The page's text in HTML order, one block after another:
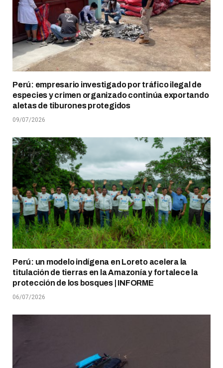
Perú: empresario investigado por tráfico ilegal de
especies y crimen organizado continúa exportando
aletas de tiburones protegidos
09/07/2026
Perú: un modelo indígena en Loreto acelera la
titulación de tierras en la Amazonía y fortalece la
protección de los bosques | INFORME
06/07/2026